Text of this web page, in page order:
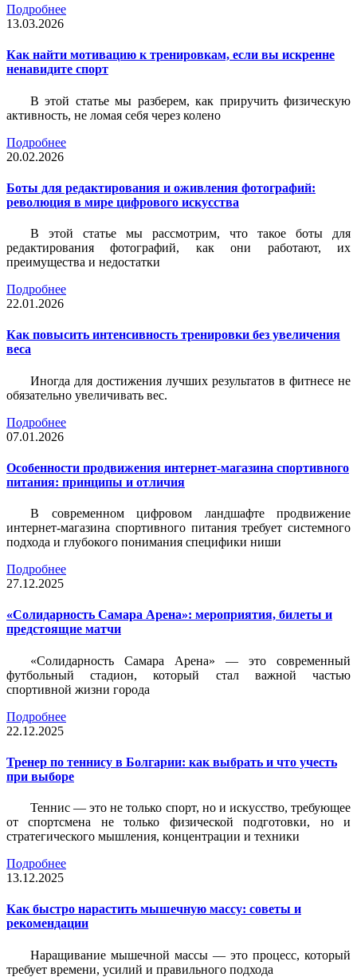
Подробнее
13.03.2026
Как найти мотивацию к тренировкам, если вы искренне
ненавидите спорт
В этой статье мы разберем, как приручить физическую
активность, не ломая себя через колено
Подробнее
20.02.2026
Боты для редактирования и оживления фотографий:
революция в мире цифрового искусства
В этой статье мы рассмотрим, что такое боты для
редактирования фотографий, как они работают, их
преимущества и недостатки
Подробнее
22.01.2026
Как повысить интенсивность тренировки без увеличения
веса
Иногда для достижения лучших результатов в фитнесе не
обязательно увеличивать вес.
Подробнее
07.01.2026
Особенности продвижения интернет-магазина спортивного
питания: принципы и отличия
В современном цифровом ландшафте продвижение
интернет-магазина спортивного питания требует системного
подхода и глубокого понимания специфики ниши
Подробнее
27.12.2025
«Солидарность Самара Арена»: мероприятия, билеты и
предстоящие матчи
«Солидарность Самара Арена» — это современный
футбольный стадион, который стал важной частью
спортивной жизни города
Подробнее
22.12.2025
Тренер по теннису в Болгарии: как выбрать и что учесть
при выборе
Теннис — это не только спорт, но и искусство, требующее
от спортсмена не только физической подготовки, но и
стратегического мышления, концентрации и техники
Подробнее
13.12.2025
Как быстро нарастить мышечную массу: советы и
рекомендации
Наращивание мышечной массы — это процесс, который
требует времени, усилий и правильного подхода